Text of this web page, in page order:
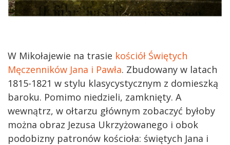
W Mikołajewie na trasie kościół Świętych
Męczenników Jana i Pawła. Zbudowany w latach
1815-1821 w stylu klasycystycznym z domieszką
baroku. Pomimo niedzieli, zamknięty. A
wewnątrz, w ołtarzu głównym zobaczyć byłoby
można obraz Jezusa Ukrzyżowanego i obok
podobizny patronów kościoła: świętych Jana i